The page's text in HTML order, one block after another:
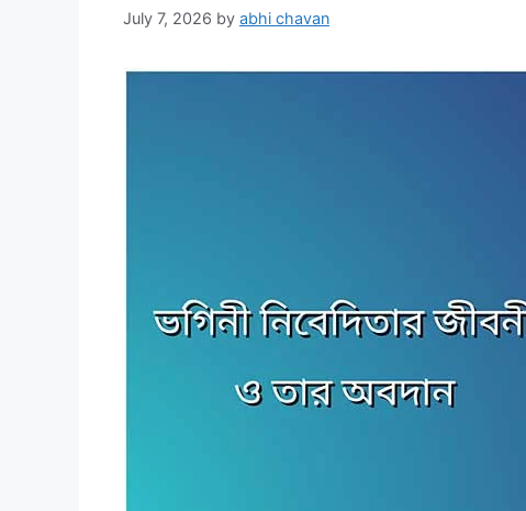
July 7, 2026 by abhi chavan